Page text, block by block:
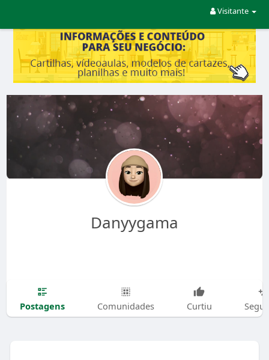
Visitante
Danyygama
Postagens Comunidades Curtiu